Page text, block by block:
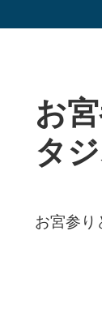
お
タ
お宮参り